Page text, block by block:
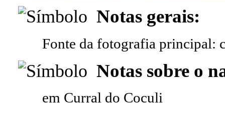
Notas gerais:
Fonte da fotografia principal:
Notas sobre o
em Curral do Coculi